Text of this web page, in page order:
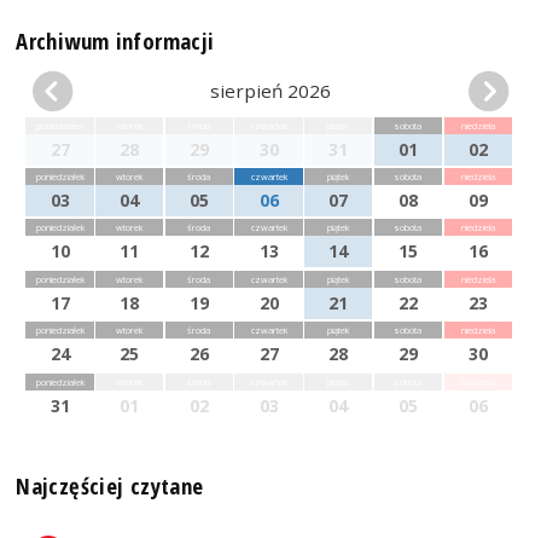
Archiwum informacji
sierpień 2026
27 28 29 30 31
sobota
01
niedziela
02
poniedziałek
03
wtorek
04
środa
05
czwartek
06
piątek
07
sobota
08
niedziela
09
poniedziałek
10
wtorek
11
środa
12
czwartek
13
piątek
14
sobota
15
niedziela
16
poniedziałek
17
wtorek
18
środa
19
czwartek
20
piątek
21
sobota
22
niedziela
23
poniedziałek
24
wtorek
25
środa
26
czwartek
27
piątek
28
sobota
29
niedziela
30
poniedziałek
31 01 02 03 04 05 06
Najczęściej czytane